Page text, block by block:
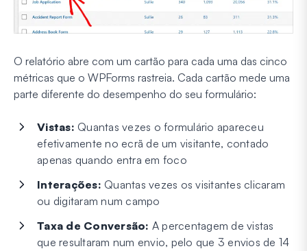
O relatório abre com um cartão para cada uma das cinco
métricas que o WPForms rastreia. Cada cartão mede uma
parte diferente do desempenho do seu formulário:
Vistas: Quantas vezes o formulário apareceu
efetivamente no ecrã de um visitante, contado
apenas quando entra em foco
Interações: Quantas vezes os visitantes clicaram
ou digitaram num campo
Taxa de Conversão: A percentagem de vistas
que resultaram num envio, pelo que 3 envios de 14